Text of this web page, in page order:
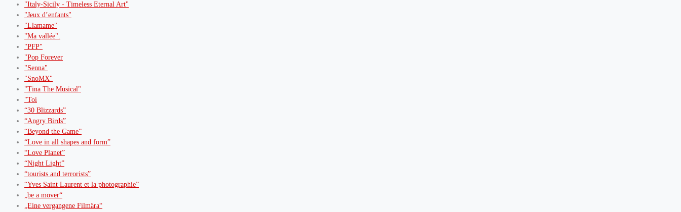
"Italy-Sicily - Timeless Eternal Art"
"Jeux d’enfants"
"Llamame"
"Ma vallée".
"PFP"
"Pop Forever
"Senna"
"SnoMX"
"Tina The Musical"
"Toi
“30 Blizzards”
“Angry Birds”
“Beyond the Game”
“Love in all shapes and form”
“Love Planet”
“Night Light”
“tourists and terrorists”
“Yves Saint Laurent et la photographie”
„be a mover“
„Eine vergangene Filmära“